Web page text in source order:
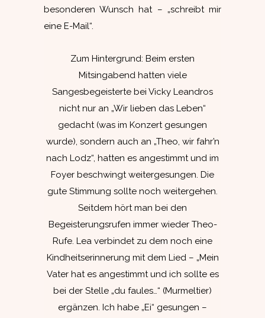
besonderen Wunsch hat – „schreibt mir
eine E-Mail“.
Zum Hintergrund: Beim ersten
Mitsingabend hatten viele
Sangesbegeisterte bei Vicky Leandros
nicht nur an „Wir lieben das Leben“
gedacht (was im Konzert gesungen
wurde), sondern auch an „Theo, wir fahr’n
nach Lodz“, hatten es angestimmt und im
Foyer beschwingt weitergesungen. Die
gute Stimmung sollte noch weitergehen.
Seitdem hört man bei den
Begeisterungsrufen immer wieder Theo-
Rufe. Lea verbindet zu dem noch eine
Kindheitserinnerung mit dem Lied – „Mein
Vater hat es angestimmt und ich sollte es
bei der Stelle „du faules…“ (Murmeltier)
ergänzen. Ich habe „Ei“ gesungen –